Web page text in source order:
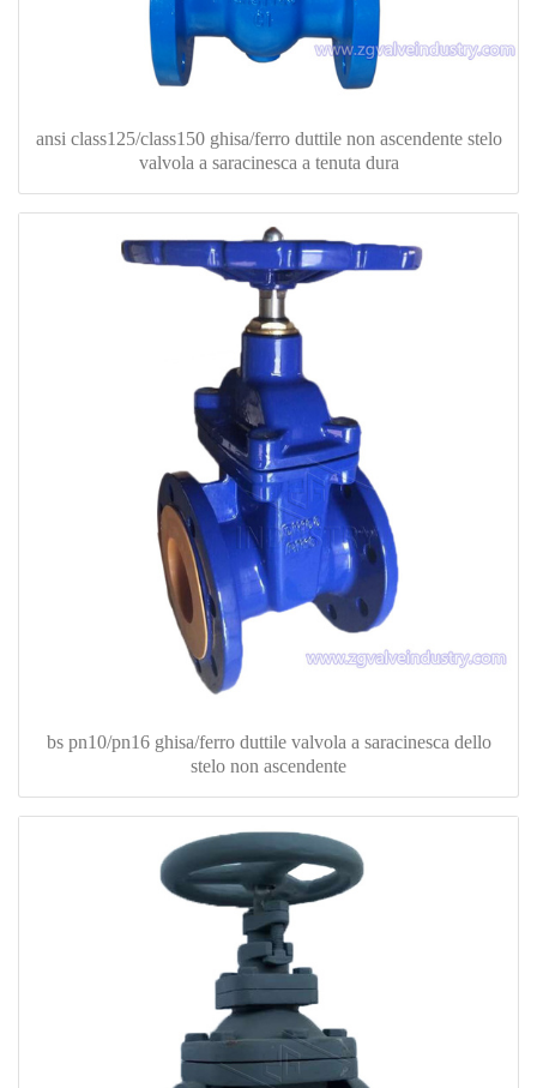
ansi class125/class150 ghisa/ferro duttile non ascendente stelo
valvola a saracinesca a tenuta dura
bs pn10/pn16 ghisa/ferro duttile valvola a saracinesca dello
stelo non ascendente